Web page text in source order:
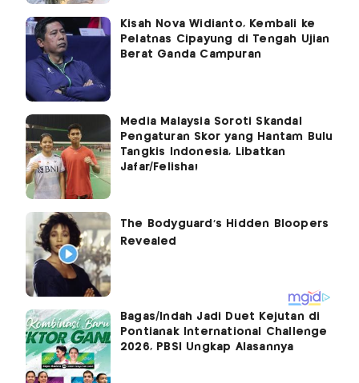
Kisah Nova Widianto, Kembali ke
Pelatnas Cipayung di Tengah Ujian
Berat Ganda Campuran
Media Malaysia Soroti Skandal
Pengaturan Skor yang Hantam Bulu
Tangkis Indonesia, Libatkan
Jafar/Felisha!
Bagas/Indah Jadi Duet Kejutan di
Pontianak International Challenge
2026, PBSI Ungkap Alasannya